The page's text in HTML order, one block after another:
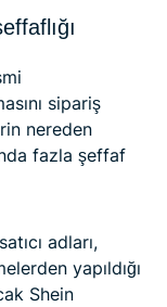
sipariş
nereden
fazla şeffaf
adları,
yapıldığı
Shein